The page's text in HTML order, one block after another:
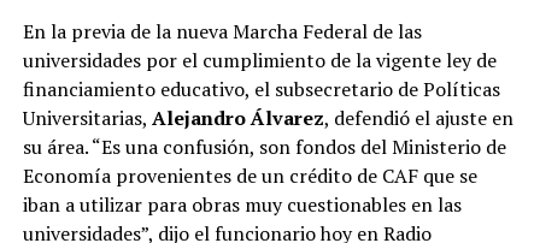
En la previa de la nueva Marcha Federal de las
universidades por el cumplimiento de la vigente ley de
financiamiento educativo, el subsecretario de Políticas
Universitarias, Alejandro Álvarez, defendió el ajuste en
su área. “Es una confusión, son fondos del Ministerio de
Economía provenientes de un crédito de CAF que se
iban a utilizar para obras muy cuestionables en las
universidades”, dijo el funcionario hoy en Radio